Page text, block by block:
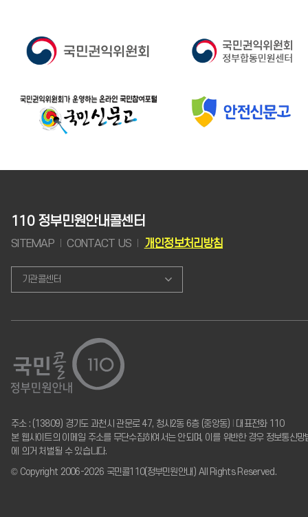
110 정부민원안내콜센터
SITEMAP CONTACT US 개인정보처리방침
기관콜센터
주소 : (13809) 경기도 과천시 관문로 47, 청사2동 6층 (중앙동)
대표전화 110
본 웹사이트의 이메일 주소를 무단수집하여서는 안되며, 이를 위반한 경우 정보통신망
에 의거 처벌될 수 있습니다.
© Copyright 2006-2026 국민콜110(정부민원안내) All Rights Reserved.